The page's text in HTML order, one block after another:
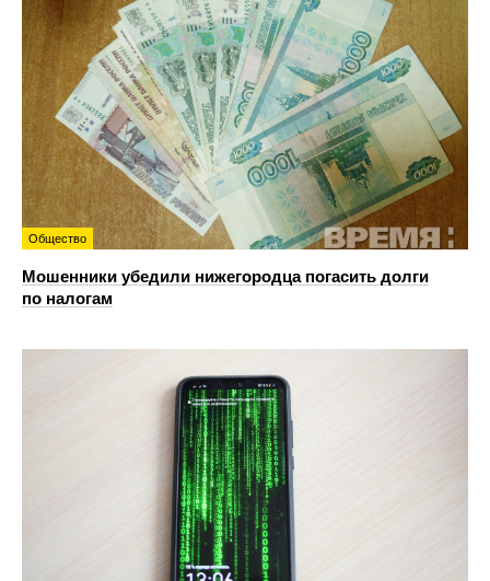
Общество
Мошенники убедили нижегородца погасить долги
по налогам